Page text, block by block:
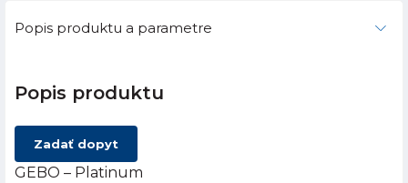
Popis produktu a parametre
Popis produktu
Zadať dopyt
GEBO – Platinum